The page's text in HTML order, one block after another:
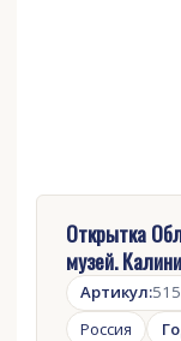
Открытка
музей.
Артикул:
Россия